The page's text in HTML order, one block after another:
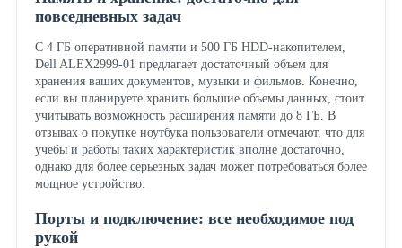
повседневных задач
С 4 ГБ оперативной памяти и 500 ГБ HDD-накопителем,
Dell ALEX2999-01 предлагает достаточный объем для
хранения ваших документов, музыки и фильмов. Конечно,
если вы планируете хранить большие объемы данных, стоит
учитывать возможность расширения памяти до 8 ГБ. В
отзывах о покупке ноутбука пользователи отмечают, что для
учебы и работы таких характеристик вполне достаточно,
однако для более серьезных задач может потребоваться более
мощное устройство.
Порты и подключение: все необходимое под
рукой